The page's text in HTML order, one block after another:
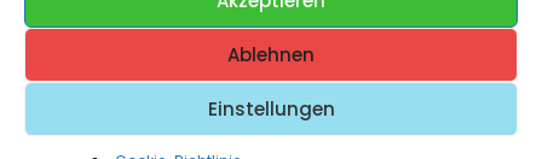
Ablehnen
Einstellungen
Compare